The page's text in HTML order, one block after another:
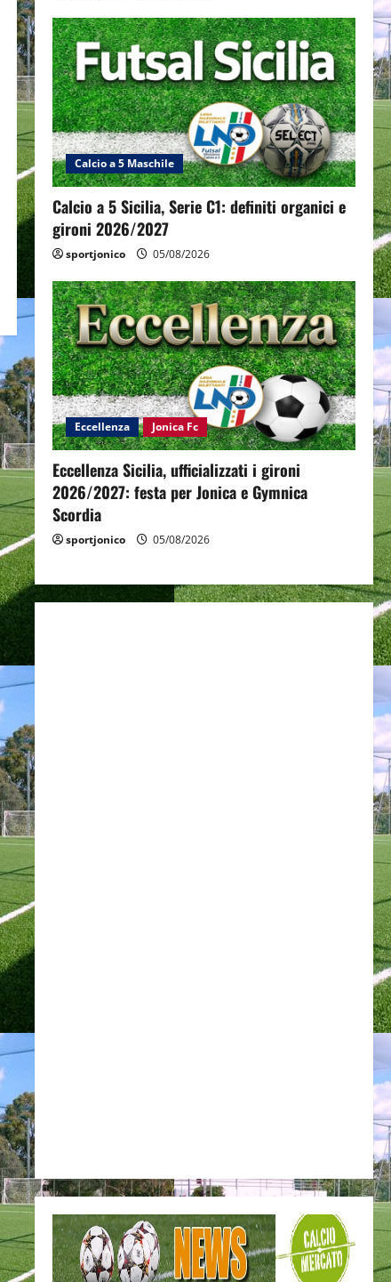
Calcio a 5 Maschile
Calcio a 5 Sicilia, Serie C1: definiti organici e
gironi 2026/2027
sportjonico 05/08/2026
Eccellenza Jonica Fc
Eccellenza Sicilia, ufficializzati i gironi
2026/2027: festa per Jonica e Gymnica
Scordia
sportjonico 05/08/2026